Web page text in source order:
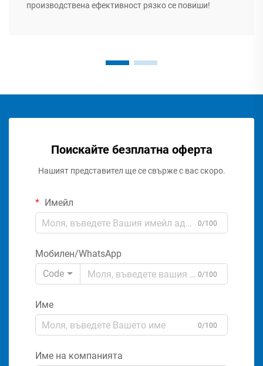
производствена ефективност рязко се повиши!
Поискайте безплатна оферта
Нашият представител ще се свърже с вас скоро.
Имейл
0/100
Мобилен/WhatsApp
Code
0/100
Име
0/100
Име на компанията